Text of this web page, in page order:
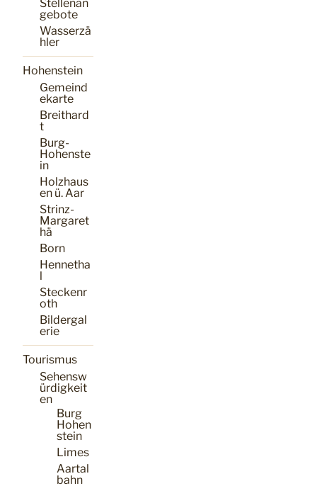
Stellenan
gebote
Wasserzä
hler
Hohenstein
Gemeind
ekarte
Breithard
t
Burg-
Hohenste
in
Holzhaus
en ü. Aar
Strinz-
Margaret
hä
Born
Hennetha
l
Steckenr
oth
Bildergal
erie
Tourismus
Sehensw
ürdigkeit
en
Burg
Hohen
stein
Limes
Aartal
bahn